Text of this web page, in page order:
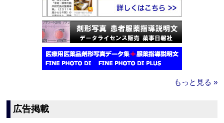
もっと見る »
広告掲載